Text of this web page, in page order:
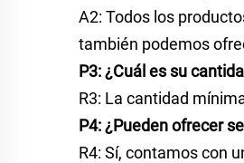
A2: Todos los
también podemos
P3: ¿Cuál es su
R3: La cantidad
P4: ¿Pueden ofrecer
R4: Sí, contamos con